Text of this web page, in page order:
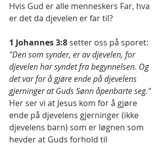
Hvis Gud er alle menneskers Far, hva
er det da djevelen er far til?
1 Johannes 3:8 setter oss på sporet:
"Den som synder, er av djevelen, for
djevelen har syndet fra begynnelsen. Og
det var for å gjøre ende på djevelens
gjerninger at Guds Sønn åpenbarte seg.​"
Her ser vi at Jesus kom for å gjøre
ende på djevelens gjerninger (ikke
djevelens barn) som er løgnen som
hevder at Guds forhold til